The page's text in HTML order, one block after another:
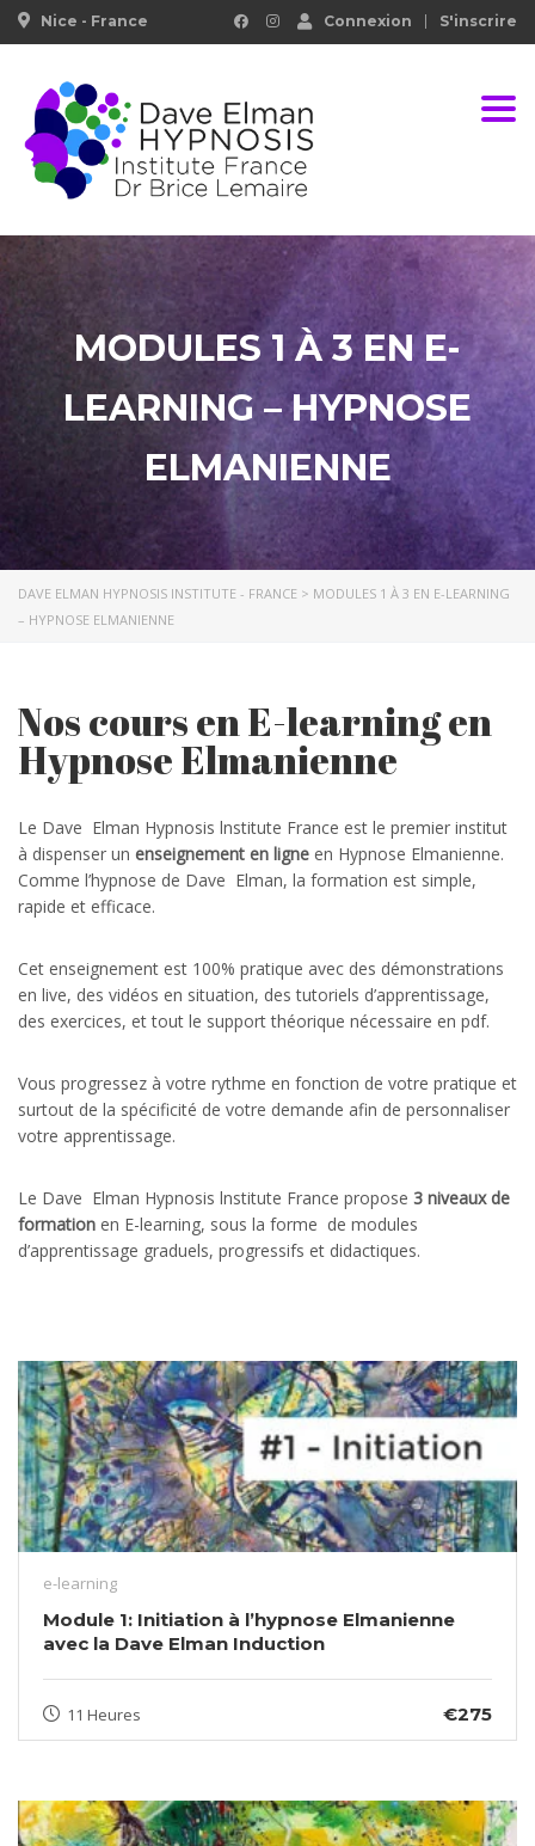
Connexion S'inscrire
Nice - France
MODULES 1 À 3 EN E-
LEARNING – HYPNOSE
ELMANIENNE
DAVE ELMAN HYPNOSIS INSTITUTE - FRANCE > MODULES 1 À 3 EN E-LEARNING
– HYPNOSE ELMANIENNE
Nos cours en E-learning en
Hypnose Elmanienne
Le Dave Elman Hypnosis lnstitute France est le premier institut
à dispenser un enseignement en ligne en Hypnose Elmanienne.
Comme l’hypnose de Dave Elman, la formation est simple,
rapide et efficace.
Cet enseignement est 100% pratique avec des démonstrations
en live, des vidéos en situation, des tutoriels d’apprentissage,
des exercices, et tout le support théorique nécessaire en pdf.
Vous progressez à votre rythme en fonction de votre pratique et
surtout de la spécificité de votre demande afin de personnaliser
votre apprentissage.
Le Dave Elman Hypnosis lnstitute France propose 3 niveaux de
formation en E-learning, sous la forme de modules
d’apprentissage graduels, progressifs et didactiques.
e-learning
Module 1: Initiation à l’hypnose Elmanienne
avec la Dave Elman Induction
11 Heures €275